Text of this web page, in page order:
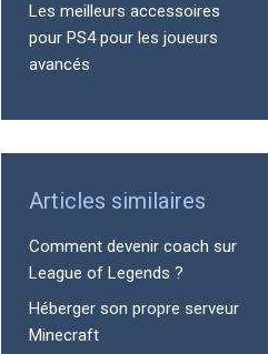
Les meilleurs accessoires
pour PS4 pour les joueurs
avancés
Articles similaires
Comment devenir coach sur
League of Legends ?
Héberger son propre serveur
Minecraft